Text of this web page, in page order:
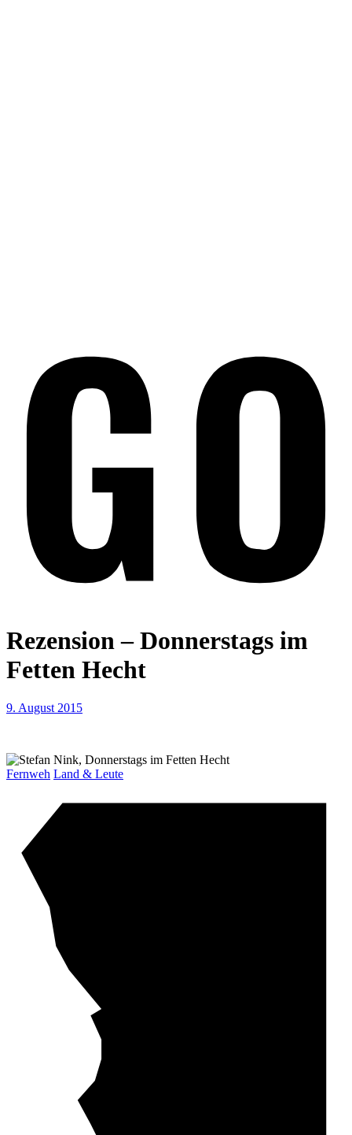
Rezension – Donnerstags im
Fetten Hecht
9. August 2015
Fernweh Land & Leute